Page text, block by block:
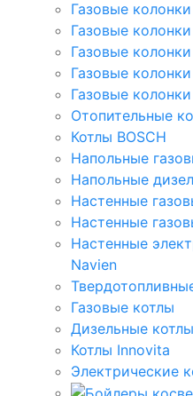
Газовые
Газовые
Газовые
Газовые
Газовые
Отопительные
Котлы BOSCH
Напольные
Напольные
Настенные
Настенные
Настенные
Navien
Газовые котлы
Дизельные котлы
Котлы Innovita
Электрические